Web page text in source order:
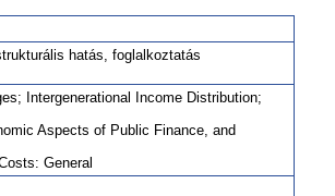
hatás, foglalkoztatás
Intergenerational Income Distribution;
Aspects of Public Finance, and
General